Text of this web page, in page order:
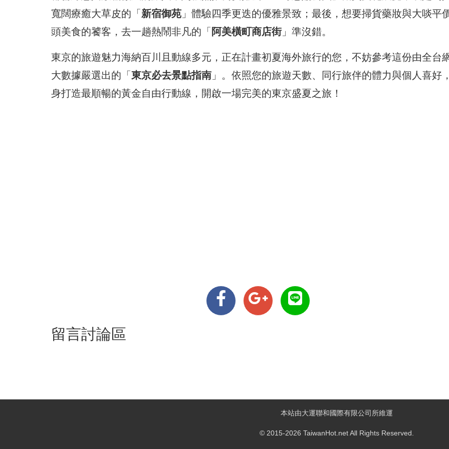
寬闊療癒大草皮的「新宿御苑 」體驗四季更迭的優雅景致；最後，想要掃貨藥妝與大啖平
頭美食的饕客，去一趟熱鬧非凡的「 阿美橫町商店街」準沒錯。
東京的旅遊魅力海納百川且動線多元，正在計畫初夏海外旅行的您，不妨參考這份由全台
大數據嚴選出的「東京必去景點指南 」。依照您的旅遊天數、同行旅伴的體力與個人喜好
身打造最順暢的黃金自由行動線，開啟一場完美的東京盛夏之旅！
留言討論區
本站由大運聯和國際有限公司所維運
© 2015-2026 TaiwanHot.net All Rights Reserved.